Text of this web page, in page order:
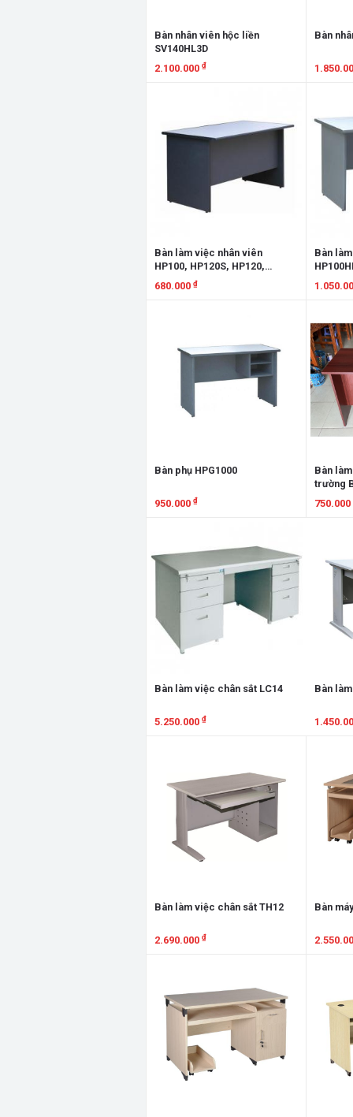
Bàn nhân viên hộc liền
SV140HL3D
2.100.000 ₫
Bàn
Bàn làm việc nhân viên
HP100, HP120S, HP120,
HP140, HP140S, HP150,
HP160, HP180S, HP180
680.000 ₫
Bàn
Bàn phụ HPG1000
950.000 ₫
Bàn
trường
750.000
Bàn làm việc chân sắt LC14
5.250.000 ₫
Bàn
Bàn làm việc chân sắt TH12
2.690.000 ₫
Bàn